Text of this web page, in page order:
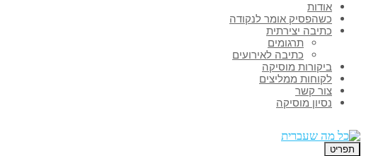
אודות
כשהפסיק אומר לנקודה
כתיבה יצירתית
תרגומים
כתיבה לאירועים
ביקורות מוסיקה
לקוחות ממליצים
צור קשר
נסיון מוסיקה
תפריט